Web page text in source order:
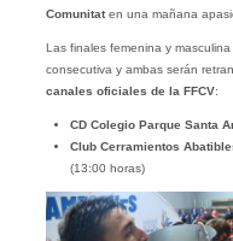
Comunitaten una mañana
Las finales femenina y masculina
consecutiva y ambas serán
canales oficiales de la FFCV:
CD Colegio Parque Santa
Club Cerramientos
(13:00 horas)